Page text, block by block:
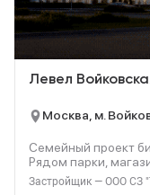
Левел
Москва, м.
Семейный проект
Рядом парки,